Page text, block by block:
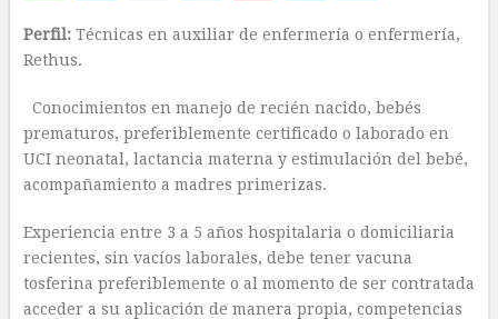
Perfil:Técnicas en auxiliar de enfermería o enfermería,
Rethus.
Conocimientos en manejo de recién nacido, bebés
prematuros, preferiblemente certificado o laborado en
UCI neonatal, lactancia materna y estimulación del bebé,
acompañamiento a madres primerizas.
Experiencia entre 3 a 5 años hospitalaria o domiciliaria
recientes, sin vacíos laborales, debe tener vacuna
tosferina preferiblemente o al momento de ser contratada
acceder a su aplicación de manera propia, competencias